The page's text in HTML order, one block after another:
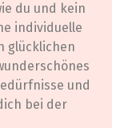
du und kein
individuelle
glücklichen
und
bei der